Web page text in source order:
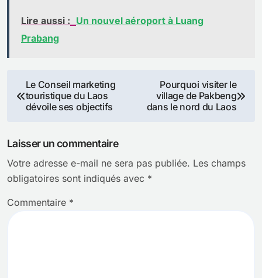
Lire aussi : Un nouvel aéroport à Luang
Prabang
Navigation
de
l’article
Le Conseil marketing
touristique du Laos
dévoile ses objectifs
Pourquoi visiter le
village de Pakbeng
dans le nord du Laos
Laisser un commentaire
Votre adresse e-mail ne sera pas publiée. Les champs
obligatoires sont indiqués avec *
Commentaire *